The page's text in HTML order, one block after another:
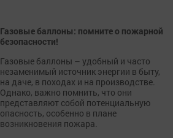
Газовые баллоны: помните о пожарной
безопасности!
Газовые баллоны – удобный и часто
незаменимый источник энергии в быту,
на даче, в походах и на производстве.
Однако, важно помнить, что они
представляют собой потенциальную
опасность, особенно в плане
возникновения пожара.